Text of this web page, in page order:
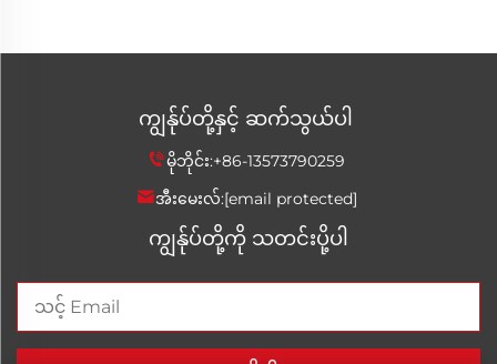
ကျွန်ုပ်တို့နှင့် ဆက်သွယ်ပါ
မိုဘိုင်း:+86-13573790259
အီးမေးလ်:[email protected]
ကျွန်ုပ်တို့ကို သတင်းပို့ပါ